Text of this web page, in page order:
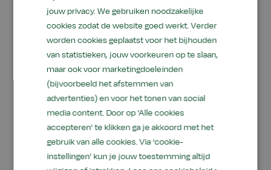
In het Programma van Toetsing en
Afsluiting staat onder andere per vak wanneer je
een toets moet maken en welke onderdelen in
het schoolexamen (SE) getoetst worden. Ook
staat erin hoe zwaar het behaalde cijfer meetelt
voor het eindcijfer schoolexamen.
Leerjaar 3
PTA 2025-2027 voor basisberoepsgerichte
jouw privacy. We gebruiken noodzakelijke
cookies zodat de website goed werkt. Verder
worden cookies geplaatst voor het bijhouden
van statistieken, jouw voorkeuren op te slaan,
maar ook voor marketingdoeleinden
(bijvoorbeeld het afstemmen van
advertenties) en voor het tonen van social
media content. Door op 'Alle cookies
accepteren' te klikken ga je akkoord met het
gebruik van alle cookies. Via ‘cookie-
instellingen’ kun je jouw toestemming altijd